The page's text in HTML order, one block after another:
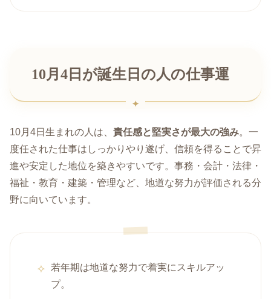
10月4日が誕生日の人の仕事運
10月4日生まれの人は、 責任感と堅実さが最大の強み。一
度任された仕事はしっかりやり遂げ、信頼を得ることで昇
進や安定した地位を築きやすいです。事務・会計・法律・
福祉・教育・建築・管理など、地道な努力が評価される分
野に向いています。
若年期は地道な努力で着実にスキルアッ
プ。